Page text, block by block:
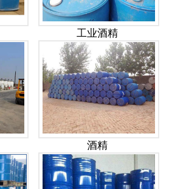
工业酒精
酒精